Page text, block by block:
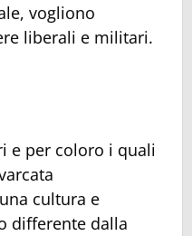
vogliono
liberali e militari.
e per coloro i quali
cultura e
differente dalla